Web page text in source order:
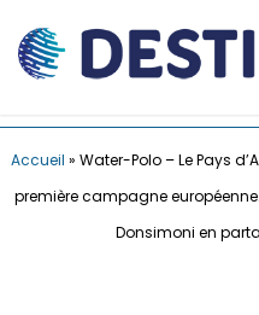
Accueil » Water-Polo – Le Pays
première campagne
Donsimoni en